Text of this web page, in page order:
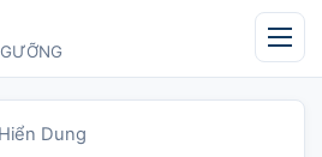
Dung